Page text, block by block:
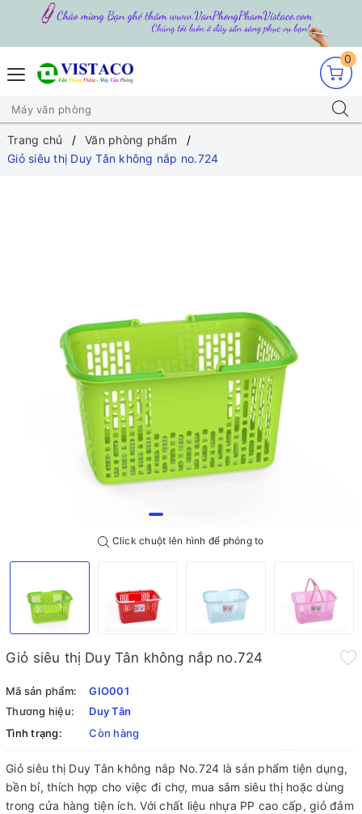
0
Trang chủ
Văn phòng phẩm
Giỏ siêu thị Duy Tân không nắp no.724
Click chuột lên hình để phóng to
Giỏ siêu thị Duy Tân không nắp no.724
Mã sản phẩm:
GIO001
Thương hiệu:
Duy Tân
Tình trạng:
Còn hàng
Giỏ siêu thị Duy Tân không nắp No.724 là sản phẩm tiện dụng,
bền bỉ, thích hợp cho việc đi chợ, mua sắm siêu thị hoặc dùng
trong cửa hàng tiện ích. Với chất liệu nhựa PP cao cấp, giỏ đảm